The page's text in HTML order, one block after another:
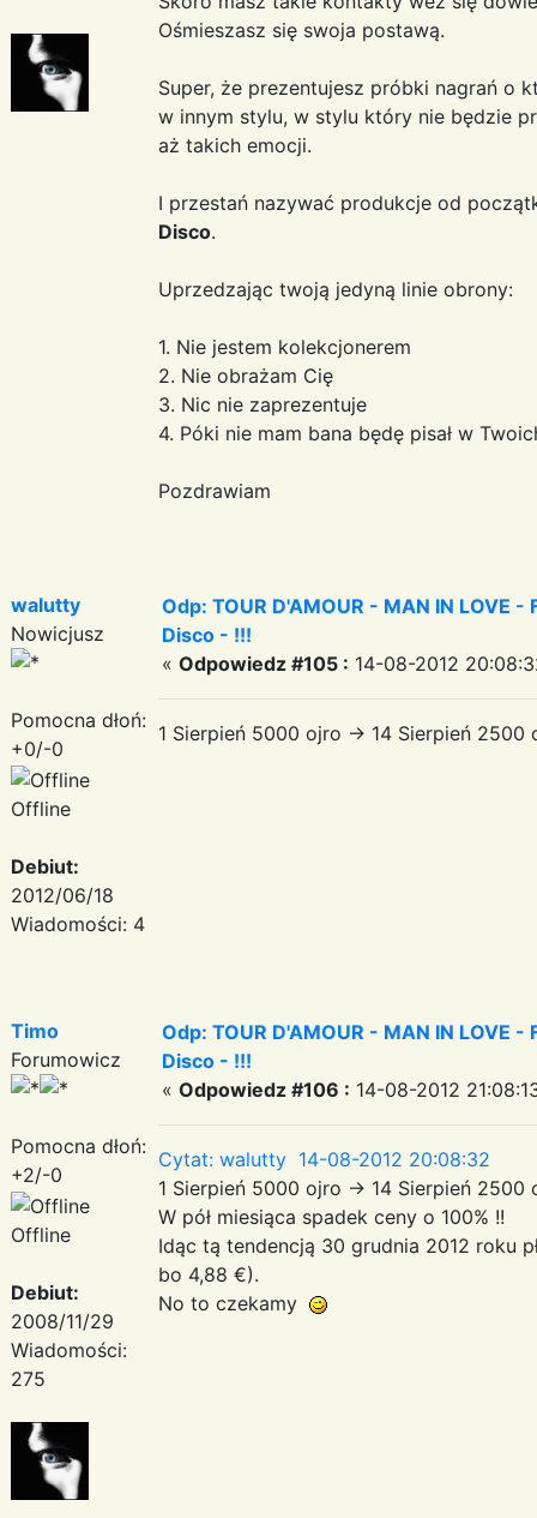
Ośmieszasz się swoja postawą.
Super, że prezentujesz próbki nagrań o
w innym stylu, w stylu który nie będzie
aż takich emocji.
I przestań nazywać produkcje od
Disco.
Uprzedzając twoją jedyną linie obrony:
1. Nie jestem kolekcjonerem
2. Nie obrażam Cię
3. Nic nie zaprezentuje
4. Póki nie mam bana będę pisał w
Pozdrawiam
walutty
Nowicjusz
Pomocna dłoń:
+0/-0
Offline
Debiut:
2012/06/18
Wiadomości: 4
Odp: TOUR D'AMOUR - MAN IN LOVE
Disco - !!!
« Odpowiedz #105 : 14-08-2012
1 Sierpień 5000 ojro -> 14 Sierpień
Timo
Forumowicz
Pomocna dłoń:
+2/-0
Offline
Debiut:
2008/11/29
Wiadomości:
275
Odp: TOUR D'AMOUR - MAN IN LOVE
Disco - !!!
« Odpowiedz #106 : 14-08-2012
Cytat: walutty 14-08-2012 20:08:32
1 Sierpień 5000 ojro -> 14 Sierpień
W pół miesiąca spadek ceny o 100% !!
Idąc tą tendencją 30 grudnia 2012 roku
bo 4,88 €).
No to czekamy